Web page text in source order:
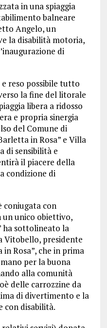
in una spiaggia
balneare
Angelo, un
la disabilità motoria,
di
reso possibile tutto
la fine del litorale
libera a ridosso
e propria sinergia
del Comune di
in Rosa” e Villa
di sensibilità e
il piacere della
condizione di
coniugata con
unico obiettivo,
ha sottolineato la
Vitobello, presidente
Rosa”, che in prima
per la buona
alla comunità
delle carrozzine da
di divertimento e la
con disabilità.